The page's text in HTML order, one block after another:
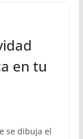
en tu
se dibuja el